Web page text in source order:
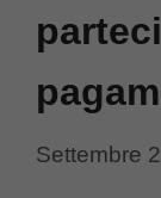
Settembre